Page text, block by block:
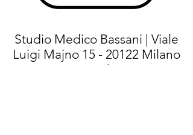
Studio Medico Bassani | Viale
Luigi Majno 15 - 20122 Milano
(MI) |